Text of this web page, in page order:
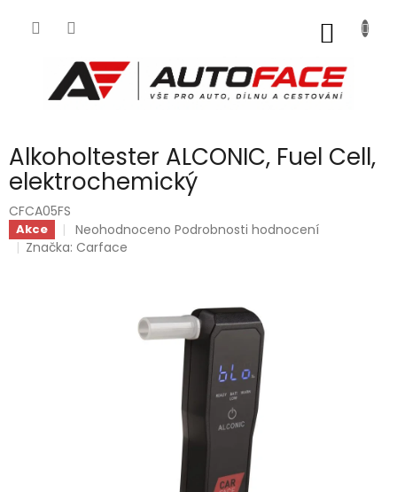
Alkoholtester ALCONIC, Fuel Cell,
elektrochemický
CFCA05FS
Akce
Průměrné
hodnocení
Neohodnoceno Podrobnosti hodnocení
Značka:Carface